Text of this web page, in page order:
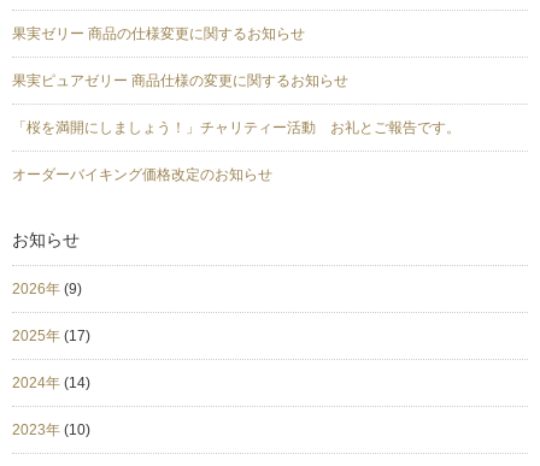
果実ゼリー 商品の仕様変更に関するお知らせ
果実ピュアゼリー 商品仕様の変更に関するお知らせ
「桜を満開にしましょう！」チャリティー活動 お礼とご報告です。
オーダーバイキング価格改定のお知らせ
お知らせ
2026年 (9)
2025年 (17)
2024年 (14)
2023年 (10)